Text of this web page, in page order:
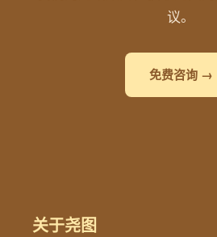
议。
免费咨询 →
关于尧图